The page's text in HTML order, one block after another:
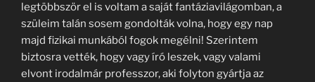
legtöbbször el is voltam a saját fantáziavilágomban, a
szüleim talán sosem gondolták volna, hogy egy nap
majd fizikai munkából fogok megélni! Szerintem
biztosra vették, hogy vagy író leszek, vagy valami
elvont irodalmár professzor, aki folyton gyártja az